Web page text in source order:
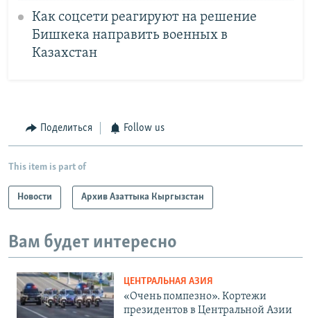
Как соцсети реагируют на решение
Бишкека направить военных в
Казахстан
Поделиться Follow us
This item is part of
Новости Архив Азаттыка Кыргызстан
Вам будет интересно
ЦЕНТРАЛЬНАЯ АЗИЯ
«Очень помпезно». Кортежи
президентов в Центральной Азии